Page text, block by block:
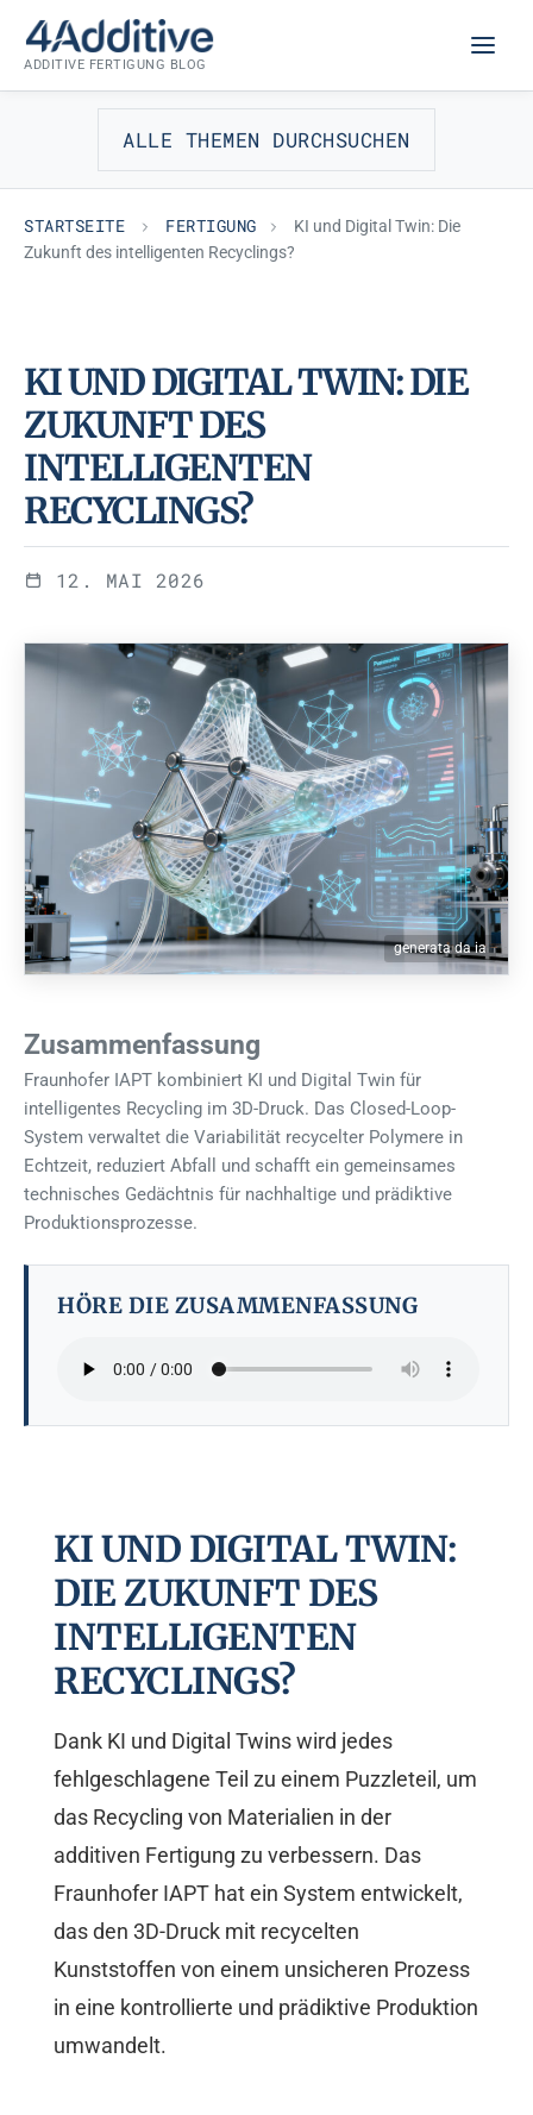
Inhalt
springen
ADDITIVE FERTIGUNG BLOG
ALLE THEMEN DURCHSUCHEN
STARTSEITE FERTIGUNG
KI und Digital Twin: Die
Zukunft des intelligenten Recyclings?
FERTIGUNG
KI UND DIGITAL TWIN: DIE
ZUKUNFT DES
INTELLIGENTEN
RECYCLINGS?
12. MAI 2026
generata da ia
Zusammenfassung
Fraunhofer IAPT kombiniert KI und Digital Twin für
intelligentes Recycling im 3D-Druck. Das Closed-Loop-
System verwaltet die Variabilität recycelter Polymere in
Echtzeit, reduziert Abfall und schafft ein gemeinsames
technisches Gedächtnis für nachhaltige und prädiktive
Produktionsprozesse.
HÖRE DIE ZUSAMMENFASSUNG
KI UND DIGITAL TWIN:
DIE ZUKUNFT DES
INTELLIGENTEN
RECYCLINGS?
Dank KI und Digital Twins wird jedes
fehlgeschlagene Teil zu einem Puzzleteil, um
das Recycling von Materialien in der
additiven Fertigung zu verbessern. Das
Fraunhofer IAPT hat ein System entwickelt,
das den 3D-Druck mit recycelten
Kunststoffen von einem unsicheren Prozess
in eine kontrollierte und prädiktive Produktion
umwandelt.